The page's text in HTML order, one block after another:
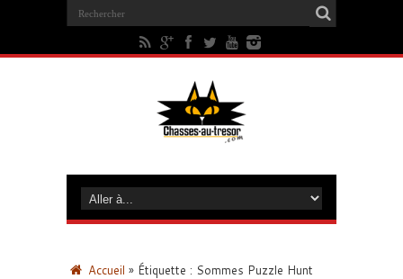
Accueil » Étiquette : Sommes Puzzle Hunt